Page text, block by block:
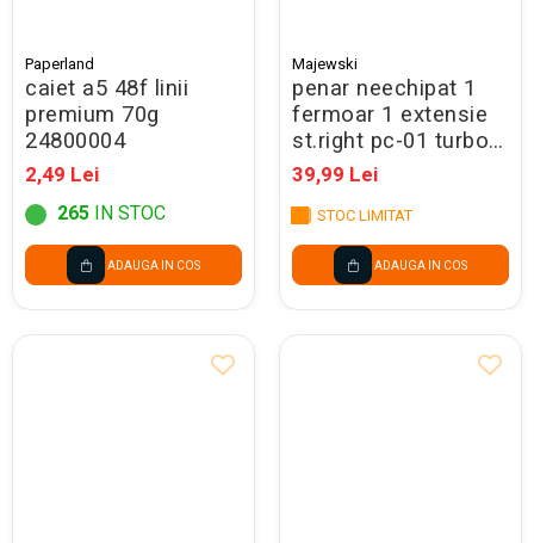
Paperland
caiet a5 48f linii
premium 70g
24800004
2,49 Lei
265 IN STOC
ADAUGA IN COS
Majewski
penar neechipat 1
fermoar 1 extensie
st.right pc-01 turbo
kick 697425
39,99 Lei
STOC LIMITAT
ADAUGA IN COS